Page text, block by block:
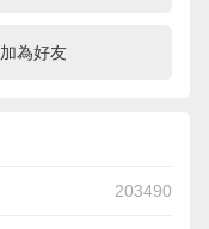
加為好友
203490